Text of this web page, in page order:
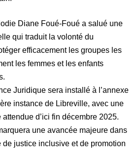
Diane Foué-Foué a salué une
qui traduit la volonté du
efficacement les groupes les
les femmes et les enfants
Juridique sera installé à l’annexe
instance de Libreville, avec une
d’ici fin décembre 2025.
une avancée majeure dans
de justice inclusive et de promotion